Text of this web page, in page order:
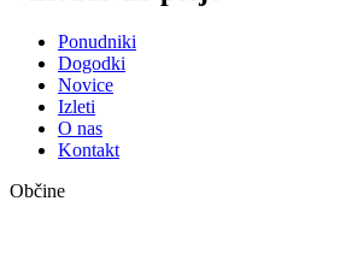
Ponudniki
Dogodki
Novice
Izleti
O nas
Kontakt
Občine